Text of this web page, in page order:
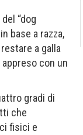
“dog
base a razza,
a galla
con un
gradi di
che
fisici e